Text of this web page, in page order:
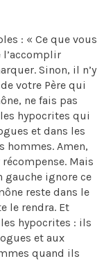
: « Ce que vous
l’accomplir
Sinon, il n’y
votre Père qui
ne fais pas
hypocrites qui
et dans les
hommes. Amen,
Mais
gauche ignore ce
reste dans le
le rendra. Et
hypocrites : ils
et aux
quand ils